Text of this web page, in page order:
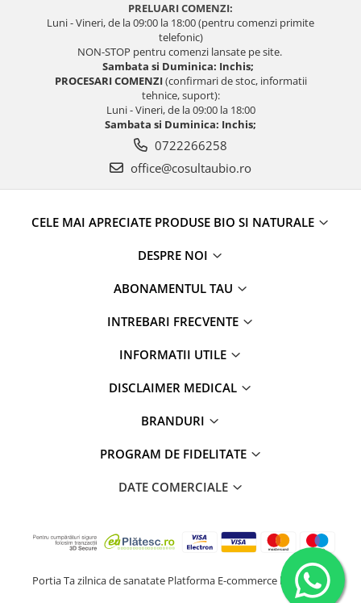
PRELUARI COMENZI:
Luni - Vineri, de la 09:00 la 18:00 (pentru comenzi primite
telefonic)
NON-STOP pentru comenzi lansate pe site.
Sambata si Duminica: Inchis;
PROCESARI COMENZI(confirmari de stoc, informatii
tehnice, suport):
Luni - Vineri, de la 09:00 la 18:00
Sambata si Duminica: Inchis;
0722266258
office@cosultaubio.ro
CELE MAI APRECIATE PRODUSE BIO SI NATURALE
DESPRE NOI
ABONAMENTUL TAU
INTREBARI FRECVENTE
INFORMATII UTILE
DISCLAIMER MEDICAL
BRANDURI
PROGRAM DE FIDELITATE
DATE COMERCIALE
Portia Ta zilnica de sanatate Platforma E-commerce by Gomag